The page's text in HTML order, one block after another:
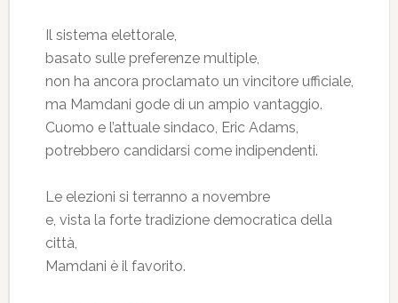
Il sistema elettorale,
basato sulle preferenze multiple,
non ha ancora proclamato un vincitore ufficiale,
ma Mamdani gode di un ampio vantaggio.
Cuomo e l’attuale sindaco, Eric Adams,
potrebbero candidarsi come indipendenti.
Le elezioni si terranno a novembre
e, vista la forte tradizione democratica della
città,
Mamdani è il favorito.